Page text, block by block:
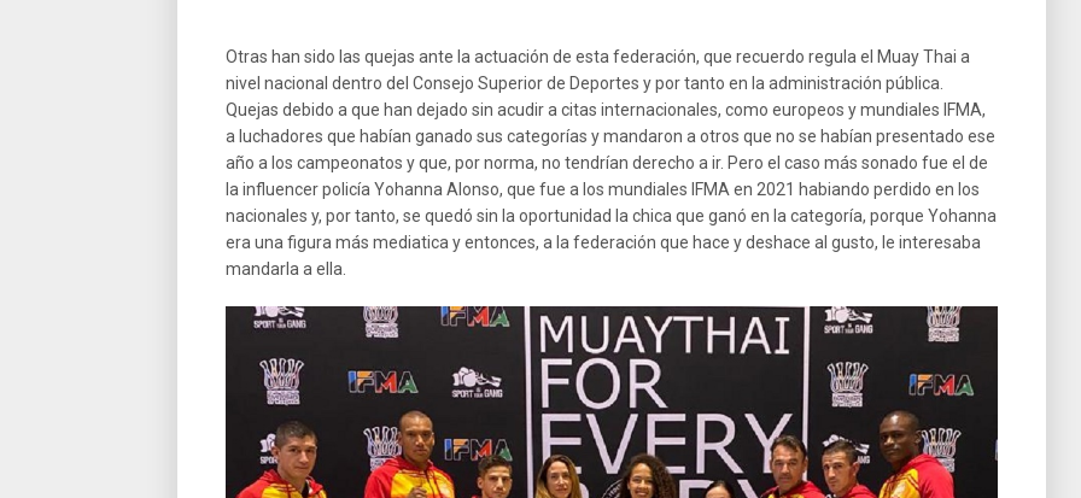
Otras han sido las quejas ante la actuación de esta federación, que recuerdo regula el Muay Thai a
nivel nacional dentro del Consejo Superior de Deportes y por tanto en la administración pública.
Quejas debido a que han dejado sin acudir a citas internacionales, como europeos y mundiales IFMA,
a luchadores que habían ganado sus categorías y mandaron a otros que no se habían presentado ese
año a los campeonatos y que, por norma, no tendrían derecho a ir. Pero el caso más sonado fue el de
la influencer policía Yohanna Alonso, que fue a los mundiales IFMA en 2021 habiando perdido en los
nacionales y, por tanto, se quedó sin la oportunidad la chica que ganó en la categoría, porque Yohanna
era una figura más mediatica y entonces, a la federación que hace y deshace al gusto, le interesaba
mandarla a ella.